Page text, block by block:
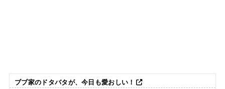
ブブ家のドタバタが、今日も愛おしい！